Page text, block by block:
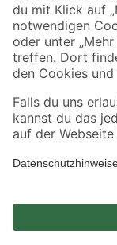
Jetzt die toom-
Alle Preisangaben in EUR
Umständen nicht in allen
Produkte nur solange der
*Paketversand ab 59 €
Nutzungsbedingungen